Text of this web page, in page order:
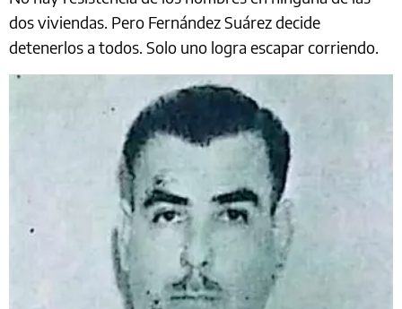
dos viviendas. Pero Fernández Suárez decide
detenerlos a todos. Solo uno logra escapar corriendo.